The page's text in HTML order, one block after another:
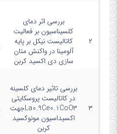
۲
بررسی اثر دمای
کلسیناسیون بر فعالیت
کاتالیست نیکل بر پایه
آلومینا در واکنش متان
سازی دی اکسید کربن
۳
بررسی تاثیر دمای کلسینه
در کاتالیست پروسکایتی
La0.9Ce0.1CoO3جهت
اکسیداسیون مونوکسید
کربن